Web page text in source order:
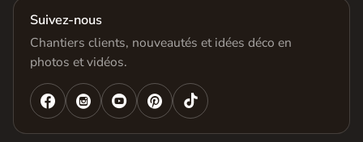
Suivez-nous
Chantiers clients, nouveautés et idées déco en
photos et vidéos.
   